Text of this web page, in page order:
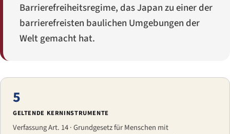
Barrierefreiheitsregime, das Japan zu einer der
barrierefreisten baulichen Umgebungen der
Welt gemacht hat.
5
GELTENDE KERNINSTRUMENTE
Verfassung Art. 14 · Grundgesetz für Menschen mit